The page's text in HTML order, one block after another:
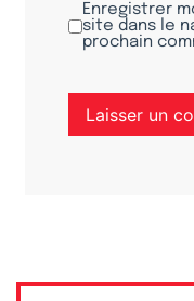
Enregistrer
site dans le
prochain